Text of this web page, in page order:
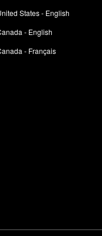
States - English
- English
- Français